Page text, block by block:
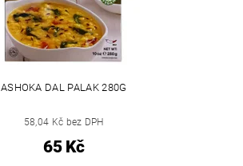
ASHOKA DAL PALAK 280G
58,04 Kč bez DPH
65 Kč